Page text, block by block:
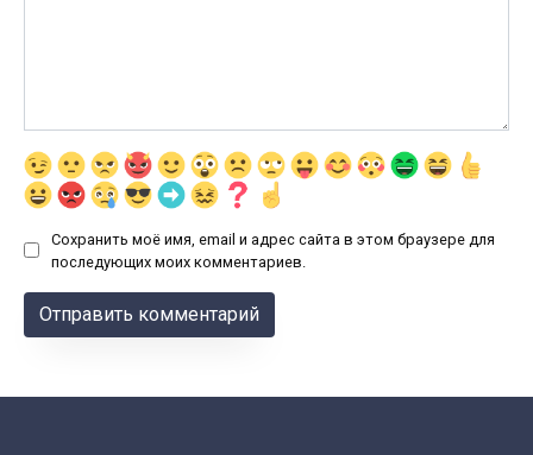
Сохранить моё имя, email и адрес сайта в этом браузере для
последующих моих комментариев.